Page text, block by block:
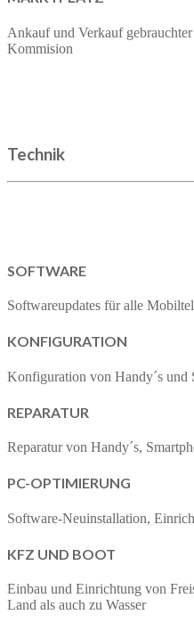
Ankauf und Verkauf
Kommision
Technik
SOFTWARE
Softwareupdates für alle
KONFIGURATION
Konfiguration von Handy´s und
REPARATUR
Reparatur von Handy´s,
PC-OPTIMIERUNG
Software-Neuinstallation,
KFZ UND BOOT
Einbau und Einrichtung von
Land als auch zu Wasser